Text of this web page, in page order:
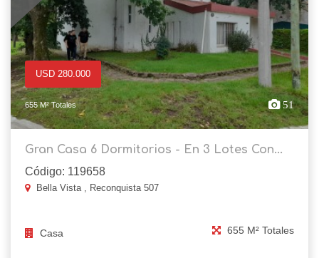
USD 280.000
655 M² Totales 51
Gran Casa 6 Dormitorios - En 3 Lotes Con...
Código: 119658
Bella Vista , Reconquista 507
Casa 655 M² Totales